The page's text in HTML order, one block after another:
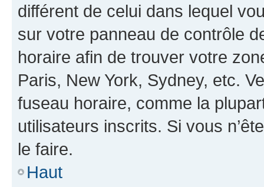
différent de celui dans lequel
sur votre panneau de contrôle
horaire afin de trouver votre
Paris, New York, Sydney, etc.
fuseau horaire, comme la
utilisateurs inscrits. Si vous
le faire.
Haut